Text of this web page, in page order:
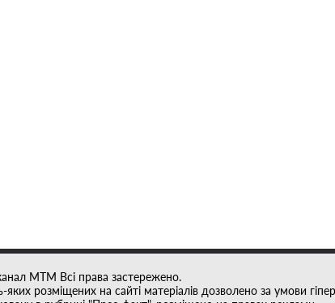
MTM Всі права застережено.
яких розміщених на сайті матеріалів дозволено за умови